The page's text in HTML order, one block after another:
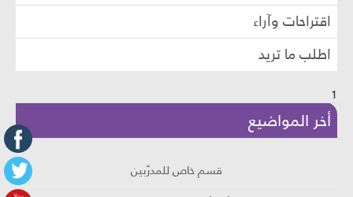
اقتراحات وآراء
اطلب ما تريد
1
أخر المواضيع
قسم خاص للمدرّبين